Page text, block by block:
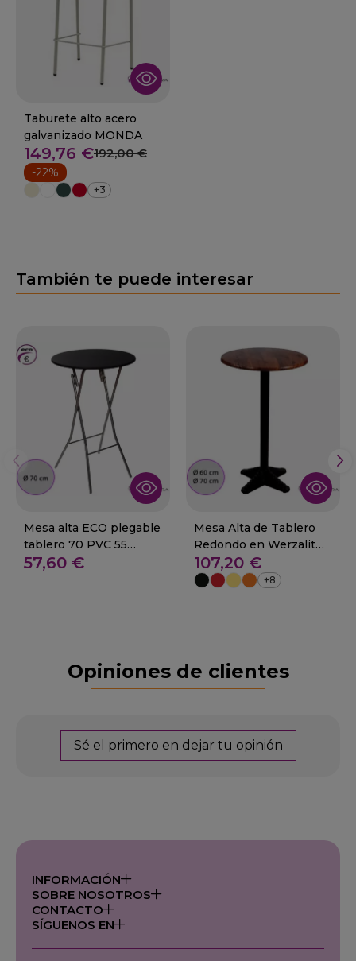
Taburete alto acero
galvanizado MONDA
149,76 €192,00 €
-22%
+3
También te puede interesar
Mesa alta ECO plegable
tablero 70 PVC 55
Algarrobo
57,60 €
Mesa Alta de Tablero
Redondo en Werzalit
29-LEON
107,20 €
+8
Opiniones de clientes
Sé el primero en dejar tu opinión
INFORMACIÓN
SOBRE NOSOTROS
CONTACTO
SÍGUENOS EN